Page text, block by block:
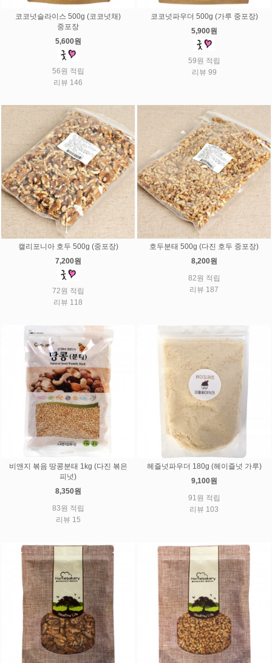
코코넛슬라이스 500g (코코넛채)
중포장
5,600원
56원 적립
리뷰 146
코코넛파우더 500g (가루 중포장)
5,900원
59원 적립
리뷰 99
캘리포니아 호두 500g (중포장)
7,200원
72원 적립
리뷰 118
호두분태 500g (다진 호두 중포장)
8,200원
82원 적립
리뷰 187
비앤지 볶음 땅콩분태 1kg (다진 볶은
피넛)
8,350원
83원 적립
리뷰 15
헤즐넛파우더 180g (헤이즐넛 가루)
9,100원
91원 적립
리뷰 103